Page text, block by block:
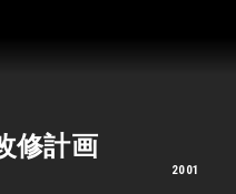
修計画
2001